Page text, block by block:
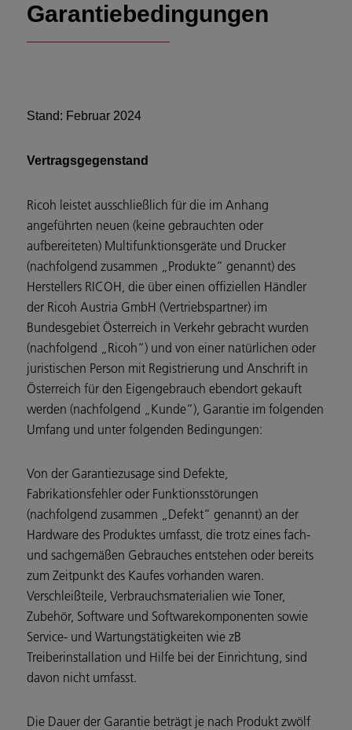
Garantiebedingungen
Stand: Februar 2024
Vertragsgegenstand
Ricoh leistet ausschließlich für die im Anhang
angeführten neuen (keine gebrauchten oder
aufbereiteten) Multifunktionsgeräte und Drucker
(nachfolgend zusammen „Produkte“ genannt) des
Herstellers RICOH, die über einen offiziellen Händler
der Ricoh Austria GmbH (Vertriebspartner) im
Bundesgebiet Österreich in Verkehr gebracht wurden
(nachfolgend „Ricoh“) und von einer natürlichen oder
juristischen Person mit Registrierung und Anschrift in
Österreich für den Eigengebrauch ebendort gekauft
werden (nachfolgend „Kunde“), Garantie im folgenden
Umfang und unter folgenden Bedingungen:
Von der Garantiezusage sind Defekte,
Fabrikationsfehler oder Funktionsstörungen
(nachfolgend zusammen „Defekt“ genannt) an der
Hardware des Produktes umfasst, die trotz eines fach-
und sachgemäßen Gebrauches entstehen oder bereits
zum Zeitpunkt des Kaufes vorhanden waren.
Verschleißteile, Verbrauchsmaterialien wie Toner,
Zubehör, Software und Softwarekomponenten sowie
Service- und Wartungstätigkeiten wie zB
Treiberinstallation und Hilfe bei der Einrichtung, sind
davon nicht umfasst.
Die Dauer der Garantie beträgt je nach Produkt zwölf